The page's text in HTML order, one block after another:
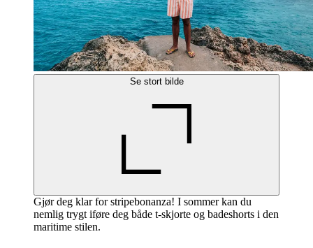
Se stort bilde
Gjør deg klar for stripebonanza! I sommer kan du
nemlig trygt iføre deg både t-skjorte og badeshorts i den
maritime stilen.